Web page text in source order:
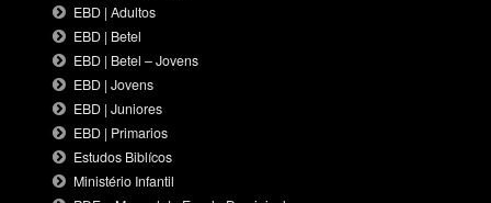
EBD | Adultos
EBD | Betel
EBD | Betel – Jovens
EBD | Jovens
EBD | Juniores
EBD | Primarios
Estudos Biblícos
Ministério Infantil